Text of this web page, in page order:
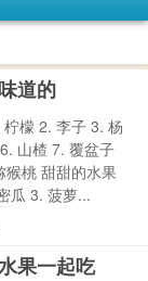
道的
檬 2. 李子 3. 杨
山楂 7. 覆盆子
桃 甜甜的水果
瓜 3. 菠萝...
果一起吃